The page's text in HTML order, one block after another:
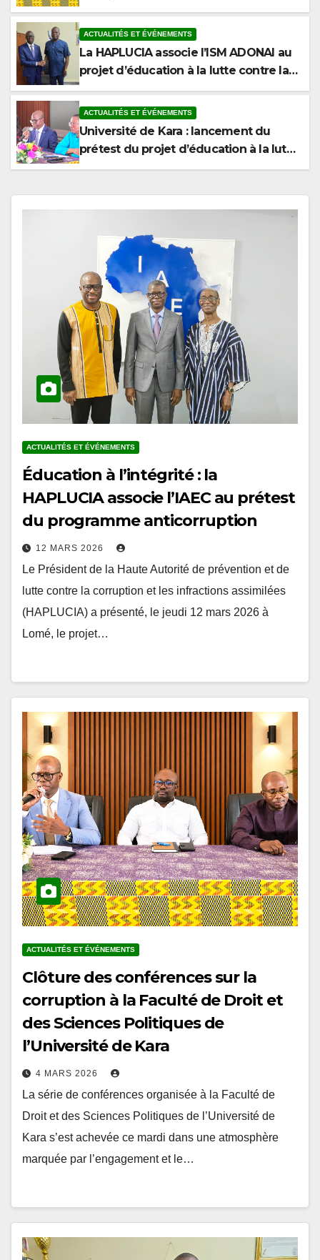
Kara
ACTUALITÉS ET ÉVÉNEMENTS
La HAPLUCIA associe l’ISM ADONAI au
projet d’éducation à la lutte contre la
corruption
ACTUALITÉS ET ÉVÉNEMENTS
Université de Kara : lancement du
prétest du projet d’éducation à la lutte
contre la corruption
Éducation à l’intégrité : la
HAPLUCIA associe l’IAEC au prétest
du programme anticorruption
12 MARS 2026
Le Président de la Haute Autorité de prévention et de
lutte contre la corruption et les infractions assimilées
(HAPLUCIA) a présenté, le jeudi 12 mars 2026 à
Lomé, le projet…
Clôture des conférences sur la
corruption à la Faculté de Droit et
des Sciences Politiques de
l’Université de Kara
La série de conférences organisée à la Faculté de
Droit et des Sciences Politiques de l’Université de
Kara s’est achevée ce mardi dans une atmosphère
marquée par l’engagement et le…